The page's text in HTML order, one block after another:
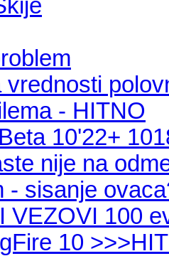
vrednosti
- HITNO
10'22+
nije na
- sisanje
VEZOVI 100
10